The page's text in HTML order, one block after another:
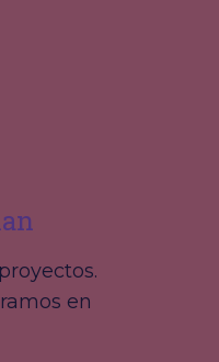
en